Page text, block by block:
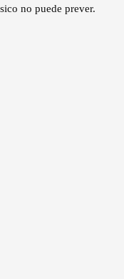
no puede prever.